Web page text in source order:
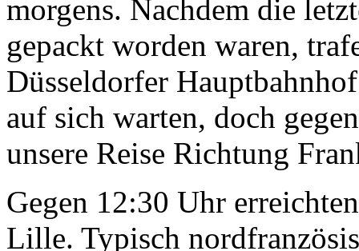
morgens. Nachdem die
gepackt worden waren,
Düsseldorfer
auf sich warten, doch
unsere Reise Richtung
Gegen 12:30 Uhr
Lille. Typisch